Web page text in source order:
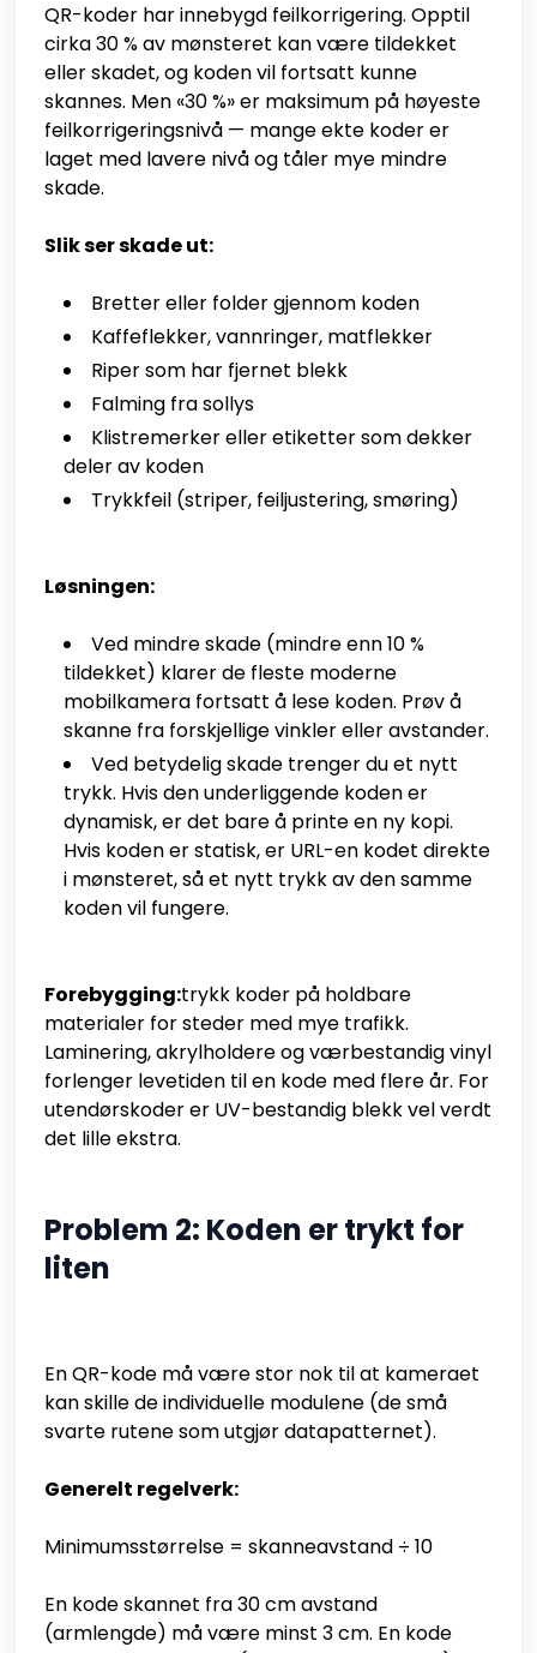
QR-koder har innebygd feilkorrigering. Opptil
cirka 30 % av mønsteret kan være tildekket
eller skadet, og koden vil fortsatt kunne
skannes. Men «30 %» er maksimum på høyeste
feilkorrigeringsnivå — mange ekte koder er
laget med lavere nivå og tåler mye mindre
skade.
Slik ser skade ut:
Bretter eller folder gjennom koden
Kaffeflekker, vannringer, matflekker
Riper som har fjernet blekk
Falming fra sollys
Klistremerker eller etiketter som dekker
deler av koden
Trykkfeil (striper, feiljustering, smøring)
Løsningen:
Ved mindre skade (mindre enn 10 %
tildekket) klarer de fleste moderne
mobilkamera fortsatt å lese koden. Prøv å
skanne fra forskjellige vinkler eller avstander.
Ved betydelig skade trenger du et nytt
trykk. Hvis den underliggende koden er
dynamisk, er det bare å printe en ny kopi.
Hvis koden er statisk, er URL-en kodet direkte
i mønsteret, så et nytt trykk av den samme
koden vil fungere.
Forebygging:trykk koder på holdbare
materialer for steder med mye trafikk.
Laminering, akrylholdere og værbestandig vinyl
forlenger levetiden til en kode med flere år. For
utendørskoder er UV-bestandig blekk vel verdt
det lille ekstra.
Problem 2: Koden er trykt for
liten
En QR-kode må være stor nok til at kameraet
kan skille de individuelle modulene (de små
svarte rutene som utgjør datapatternet).
Generelt regelverk:
Minimumsstørrelse = skanneavstand ÷ 10
En kode skannet fra 30 cm avstand
(armlengde) må være minst 3 cm. En kode